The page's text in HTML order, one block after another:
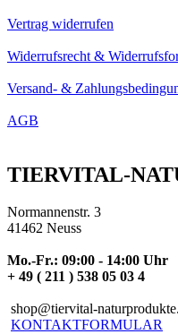
Vertrag widerrufen
Widerrufsrecht &
Versand- &
AGB
TIERVITAL-
Normannenstr. 3
41462 Neuss
Mo.-Fr.: 09:00 - 14:00 Uhr
+ 49 ( 211 ) 538 05 03 4
shop@tiervital-
KONTAKTFORMULAR